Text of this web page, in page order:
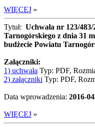
WIĘCEJ »
Tytuł: Uchwała nr 123/
Tarnogórskiego z dnia 31
budżecie Powiatu
Załączniki:
1) uchwała Typ: PDF,
2) załączniki Typ: PDF,
Data wprowadzenia: 2016-
WIĘCEJ »